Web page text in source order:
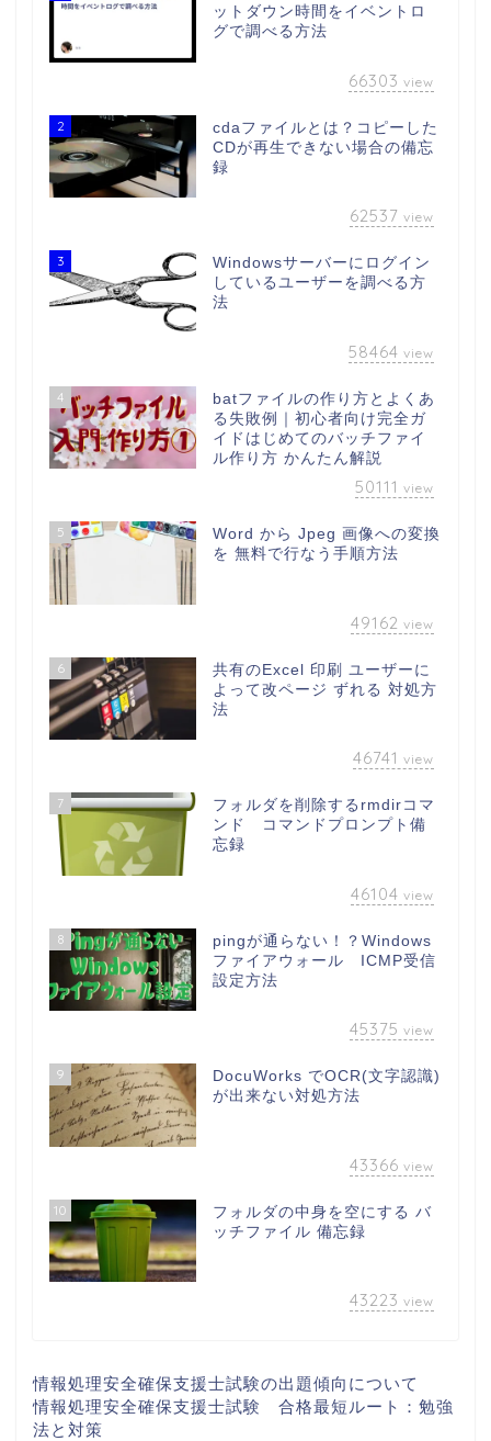
ットダウン時間をイベントロ
グで調べる方法
66303 view
2
cdaファイルとは？コピーした
CDが再生できない場合の備忘
録
62537 view
3
Windowsサーバーにログイン
しているユーザーを調べる方
法
58464 view
4
batファイルの作り方とよくあ
る失敗例｜初心者向け完全ガ
イドはじめてのバッチファイ
ル作り方 かんたん解説
50111 view
5
Word から Jpeg 画像への変換
を 無料で行なう手順方法
49162 view
6
共有のExcel 印刷 ユーザーに
よって改ページ ずれる 対処方
法
46741 view
7
フォルダを削除するrmdirコマ
ンド コマンドプロンプト備
忘録
46104 view
8
pingが通らない！？Windows
ファイアウォール ICMP受信
設定方法
45375 view
9
DocuWorks でOCR(文字認識)
が出来ない対処方法
43366 view
10
フォルダの中身を空にする バ
ッチファイル 備忘録
43223 view
情報処理安全確保支援士試験の出題傾向について
情報処理安全確保支援士試験 合格最短ルート：勉強
法と対策